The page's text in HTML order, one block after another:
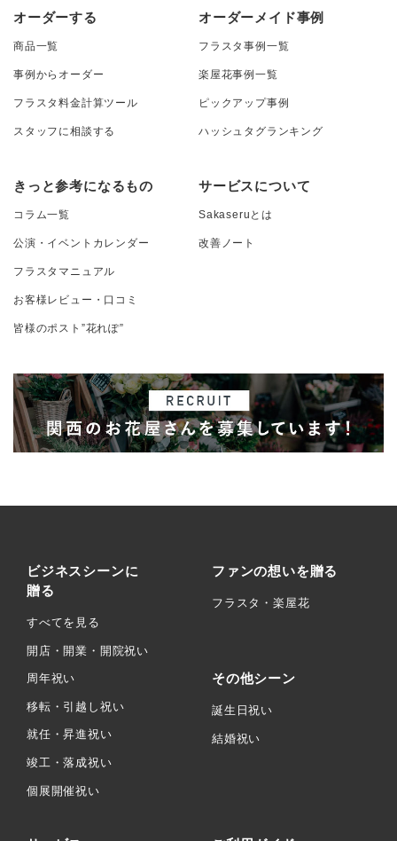
オーダーする
商品一覧
事例からオーダー
フラスタ料金計算ツール
スタッフに相談する
オーダーメイド事例
フラスタ事例一覧
楽屋花事例一覧
ピックアップ事例
ハッシュタグランキング
きっと参考になるもの
コラム一覧
公演・イベントカレンダー
フラスタマニュアル
お客様レビュー・口コミ
皆様のポスト”花れぽ”
サービスについて
Sakaseruとは
改善ノート
ビジネスシーンに
贈る
すべてを見る
開店・開業・開院祝い
周年祝い
移転・引越し祝い
就任・昇進祝い
竣工・落成祝い
個展開催祝い
ファンの想いを贈る
フラスタ・楽屋花
その他シーン
誕生日祝い
結婚祝い